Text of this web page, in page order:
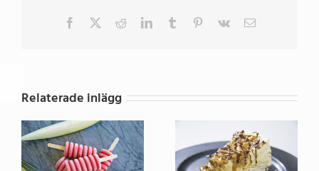
Facebook RedditLinkedInTumblr Pinterest
Vk
E-
Relaterade inlägg